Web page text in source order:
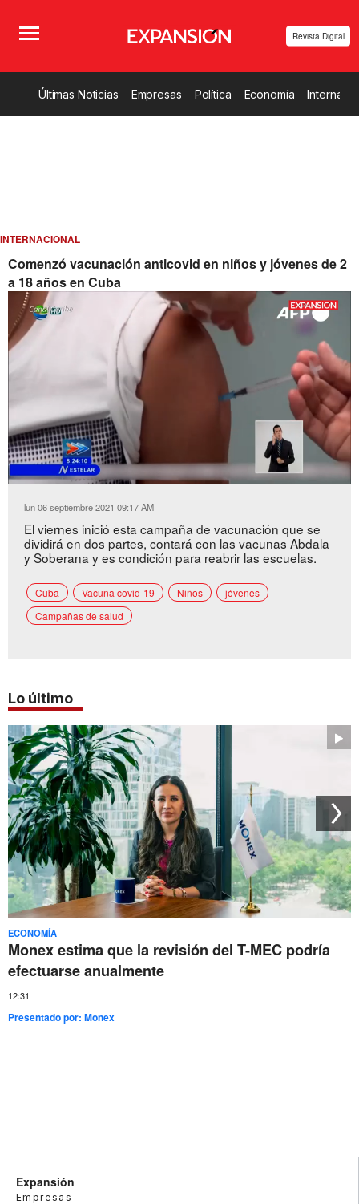
Revista Digital
Últimas Noticias Empresas Política Economía
INTERNACIONAL
Comenzó vacunación anticovid en niños y jóvenes de 2
a 18 años en Cuba
Unmute Loaded:
34.82%
lun 06 septiembre 2021 09:17 AM
El viernes inició esta campaña de vacunación que se
dividirá en dos partes, contará con las vacunas Abdala
y Soberana y es condición para reabrir las escuelas.
Cuba Vacuna covid-19 Niños
jóvenes
Campañas de salud
Lo último
ECONOMÍA
Monex estima que la revisión del T-MEC podría
efectuarse anualmente
12:31
Presentado por:Monex
Expansión
Empresas